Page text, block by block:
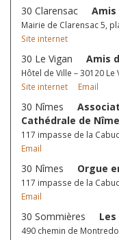
30 Clarensac Amis
Mairie de Clarensac 5,
Site internet
30 Le Vigan Amis
Hôtel de Ville – 30120 Le
Site internet
Email
30 Nîmes
Cathédrale de
117 impasse de la
Email
30 Nîmes Orgue
117 impasse de la
Email
30 Sommières
490 chemin de